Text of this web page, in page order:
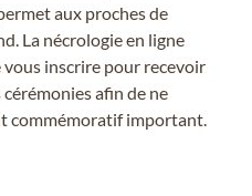
aux proches de
La nécrologie en ligne
inscrire pour recevoir
afin de ne
commémoratif important.